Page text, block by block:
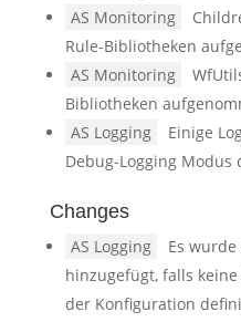
AS Monitoring
Rule-Bibliotheken
AS Monitoring
Bibliotheken
AS Logging
Einige
Debug-Logging Modus
Changes
AS Logging
Es
hinzugefügt, falls
der Konfiguration